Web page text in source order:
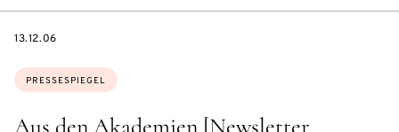
Aus den Akademien [Newsletter
Themen:
PRESSESPIEGEL
DATE
13.12.06